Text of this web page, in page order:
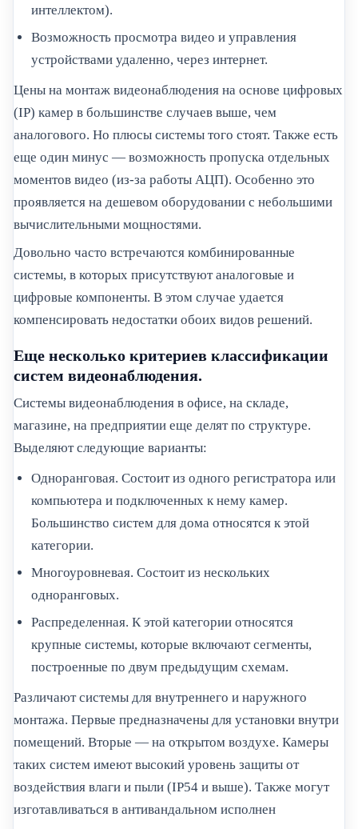
интеллектом).
Возможность просмотра видео и управления
устройствами удаленно, через интернет.
Цены на монтаж видеонаблюдения на основе цифровых
(IP) камер в большинстве случаев выше, чем
аналогового. Но плюсы системы того стоят. Также есть
еще один минус — возможность пропуска отдельных
моментов видео (из-за работы АЦП). Особенно это
проявляется на дешевом оборудовании с небольшими
вычислительными мощностями.
Довольно часто встречаются комбинированные
системы, в которых присутствуют аналоговые и
цифровые компоненты. В этом случае удается
компенсировать недостатки обоих видов решений.
Еще несколько критериев классификации
систем видеонаблюдения.
Системы видеонаблюдения в офисе, на складе,
магазине, на предприятии еще делят по структуре.
Выделяют следующие варианты:
Одноранговая. Состоит из одного регистратора или
компьютера и подключенных к нему камер.
Большинство систем для дома относятся к этой
категории.
Многоуровневая. Состоит из нескольких
одноранговых.
Распределенная. К этой категории относятся
крупные системы, которые включают сегменты,
построенные по двум предыдущим схемам.
Различают системы для внутреннего и наружного
монтажа. Первые предназначены для установки внутри
помещений. Вторые — на открытом воздухе. Камеры
таких систем имеют высокий уровень защиты от
воздействия влаги и пыли (IP54 и выше). Также могут
изготавливаться в антивандальном исполнен